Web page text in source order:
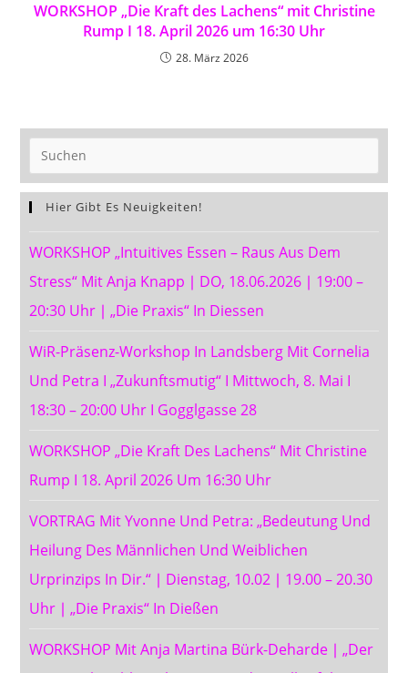
WORKSHOP „Die Kraft des Lachens“ mit Christine
Rump I 18. April 2026 um 16:30 Uhr
28. März 2026
Hier Gibt Es Neuigkeiten!
WORKSHOP „Intuitives Essen – Raus Aus Dem
Stress“ Mit Anja Knapp ∣ DO, 18.06.2026 ∣ 19:00 –
20:30 Uhr ∣ „Die Praxis“ In Diessen
WiR-Präsenz-Workshop In Landsberg Mit Cornelia
Und Petra I „Zukunftsmutig“ I Mittwoch, 8. Mai I
18:30 – 20:00 Uhr I Gogglgasse 28
WORKSHOP „Die Kraft Des Lachens“ Mit Christine
Rump I 18. April 2026 Um 16:30 Uhr
VORTRAG Mit Yvonne Und Petra: „Bedeutung Und
Heilung Des Männlichen Und Weiblichen
Urprinzips In Dir.“ ∣ Dienstag, 10.02 ∣ 19.00 – 20.30
Uhr ∣ „Die Praxis“ In Dießen
WORKSHOP Mit Anja Martina Bürk-Deharde ∣ „Der